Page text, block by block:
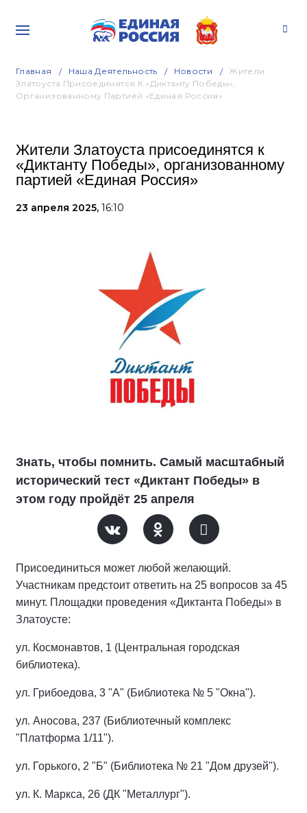
Главная Наша Деятельность Новости
Жители
Златоуста Присоединятся К «Диктанту Победы»,
Организованному Партией «Единая Россия»
Жители Златоуста присоединятся к
«Диктанту Победы», организованному
партией «Единая Россия»
23 апреля 2025, 16:10
Знать, чтобы помнить. Самый масштабный
исторический тест «Диктант Победы» в
этом году пройдёт 25 апреля
Присоединиться может любой желающий.
Участникам предстоит ответить на 25 вопросов за 45
минут. Площадки проведения «Диктанта Победы» в
Златоусте:
ул. Космонавтов, 1 (Центральная городская
библиотека).
ул. Грибоедова, 3 "А" (Библиотека № 5 "Окна").
ул. Аносова, 237 (Библиотечный комплекс
"Платформа 1/11").
ул. Горького, 2 "Б" (Библиотека № 21 "Дом друзей").
ул. К. Маркса, 26 (ДК "Металлург").